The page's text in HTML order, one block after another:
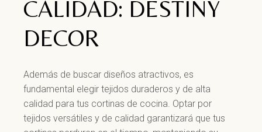
CALIDAD: DESTINY
DECOR
Además de buscar diseños atractivos, es
fundamental elegir tejidos duraderos y de alta
calidad para tus cortinas de cocina. Optar por
tejidos versátiles y de calidad garantizará que tus